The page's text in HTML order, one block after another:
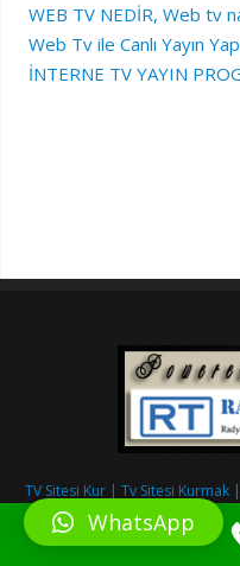
WEB TV NEDİR, Web tv
Web Tv ile Canlı Yayın
İNTERNE TV YAYIN
TV Sitesi Kur | Tv Sitesi Kurmak
WhatsApp